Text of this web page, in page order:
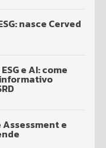
nasce Cerved
e AI: come
Assessment e